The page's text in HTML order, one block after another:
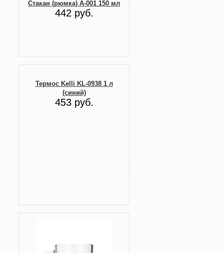
Стакан (рюмка) А-001 150 мл
442 руб.
Термос Kelli KL-0938 1 л
(синий)
453 руб.